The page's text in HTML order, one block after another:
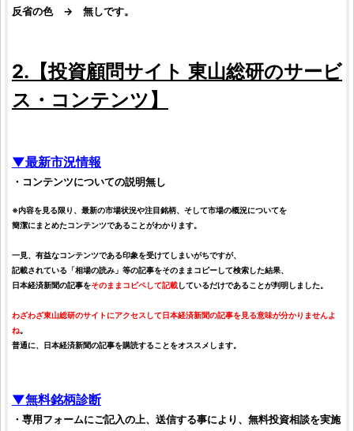
反省の色 → 無しです。
2.【投資顧問サイト 東山総研のサービ
ス・コンテンツ】
▼最新市況情報
・コンテンツについての説明無し
※内容を見る限り、最新の市場状況や注目銘柄、そして市場の概況についてを
簡潔にまとめたコンテンツであることがわかります。
一見、有益なコンテンツである印象を受けてしまいがちですが、
記載されている「相場の読み」等の記事をそのままコピーして検索した結果、
日本経済新聞の記事をそのままコピペして記載しているだけであることが判明しました。
わざわざ東山総研のサイトにアクセスして日本経済新聞の記事を見る意味が分かりませんよ
ね。
普通に、日本経済新聞の記事を購読することをオススメします。
▼無料銘柄診断
・専用フォームにご記入の上、送信する事により、無料投資相談を実施